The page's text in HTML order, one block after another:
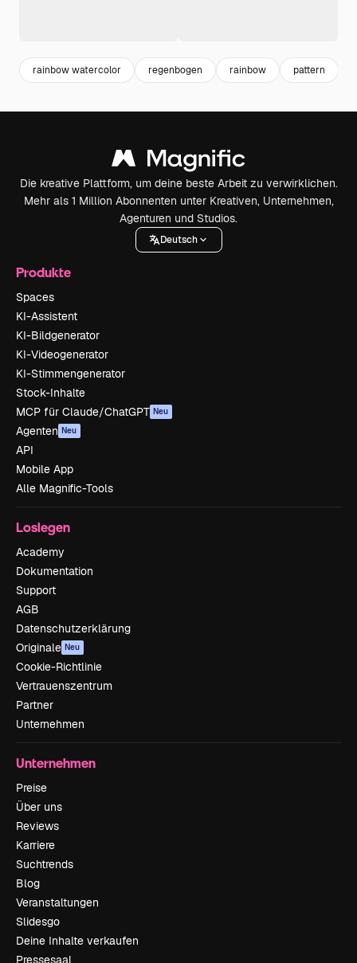
rainbow watercolor regenbogen rainbow pattern
Die kreative Plattform, um deine beste Arbeit zu verwirklichen.
Mehr als 1 Million Abonnenten unter Kreativen, Unternehmen,
Agenturen und Studios.
Deutsch
Produkte
Spaces
KI-Assistent
KI-Bildgenerator
KI-Videogenerator
KI-Stimmengenerator
Stock-Inhalte
MCP für Claude/ChatGPT Neu
Agenten Neu
API
Mobile App
Alle Magnific-Tools
Loslegen
Academy
Dokumentation
Support
AGB
Datenschutzerklärung
Originale Neu
Cookie-Richtlinie
Vertrauenszentrum
Partner
Unternehmen
Unternehmen
Preise
Über uns
Reviews
Karriere
Suchtrends
Blog
Veranstaltungen
Slidesgo
Deine Inhalte verkaufen
Pressesaal